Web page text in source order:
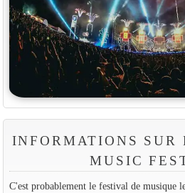
INFORMATIONS SUR
MUSIC
C'est probablement le festival de musique